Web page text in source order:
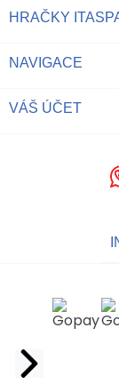
HRAČKY
NAVIGACE
VÁŠ ÚČET